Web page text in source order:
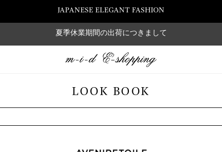
JAPANESE ELEGANT FASHION
夏季休業期間の出荷につきまして
LOOK BOOK